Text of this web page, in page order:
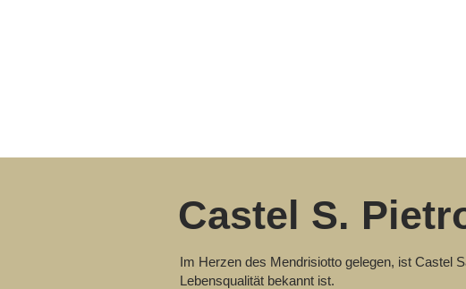
Castel S.
Im Herzen des Mendrisiotto gelegen, ist Castel
Lebensqualität bekannt ist.